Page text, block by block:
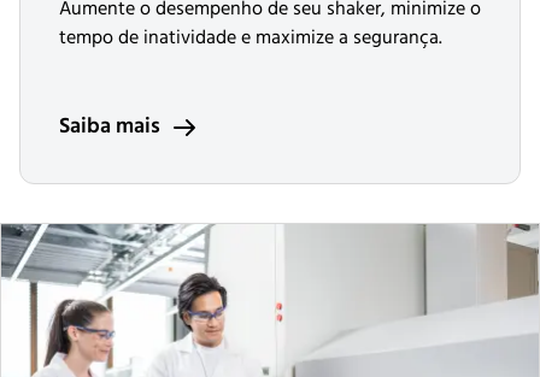
Aumente o desempenho de seu shaker, minimize o
tempo de inatividade e maximize a segurança.
Saiba mais